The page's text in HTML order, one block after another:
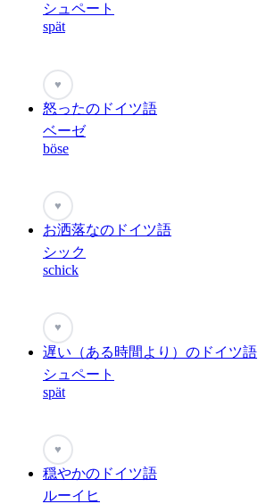
シュペート
spät
♥
怒ったのドイツ語
ベーゼ
böse
♥
お洒落なのドイツ語
シック
schick
♥
遅い（ある時間より）のドイツ語
シュペート
spät
♥
穏やかのドイツ語
ルーイヒ